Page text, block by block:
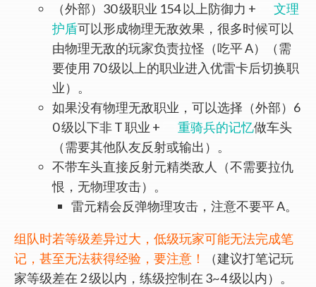
（外部）30 级职业 154 以上防御力 +
文理
护盾可以形成物理无敌效果，很多时候可以
由物理无敌的玩家负责拉怪（吃平 A）（需
要使用 70 级以上的职业进入优雷卡后切换职
业）。
如果没有物理无敌职业，可以选择（外部）6
0 级以下非 T 职业 +
重骑兵的记忆做车头
（需要其他队友反射或输出）。
不带车头直接反射元精类敌人（不需要拉仇
恨，无物理攻击）。
雷元精会反弹物理攻击，注意不要平 A。
组队时若等级差异过大，低级玩家可能无法完成笔
记，甚至无法获得经验，要注意！
（建议打笔记玩
家等级差在 2 级以内，练级控制在 3~4 级以内）。